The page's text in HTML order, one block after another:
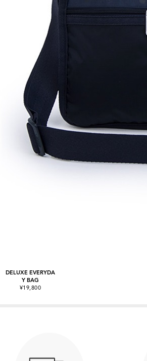
DELUXE EVERYDA
Y BAG
¥19,800